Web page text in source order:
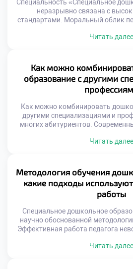
Специальность «Специальное
неразрывно связана с
стандартами. Моральный облик
требуют особого доверия и
мертвым грузом. Важно подать
осознанно и ответственно.
глубину моральной
Читать далее
Как можно
образование с другими
Как можно комбинировать
другими специализациями и
многих абитуриентов.
квалификация постепенно
навыками становится
Междисциплинарный
образовательную практику.
дают новые инструменты. Ребенок
Читать далее
Методология обучения
какие подходы
работы
Специальное дошкольное
научно обоснованной
Эффективная работа педагога
обучению формируютЧитать далее